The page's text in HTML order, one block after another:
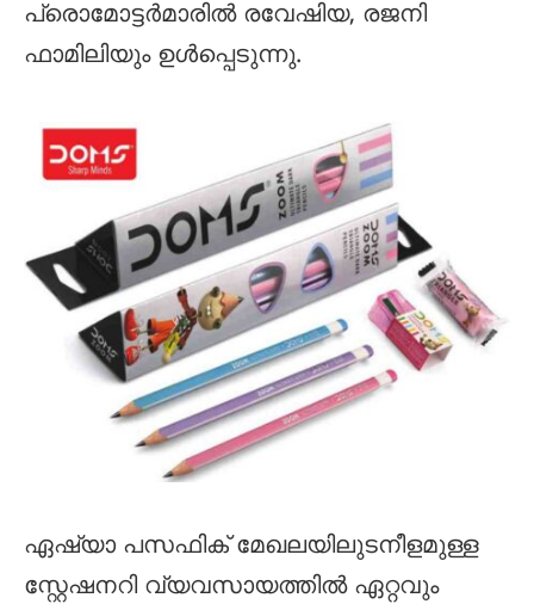
പ്രൊമോട്ടർമാരിൽ രവേഷിയ, രജനി
ഫാമിലിയും ഉൾപ്പെടുന്നു.
ഏഷ്യാ പസഫിക് മേഖലയിലുടനീളമുള്ള
സ്റ്റേഷനറി വ്യവസായത്തിൽ ഏറ്റവും